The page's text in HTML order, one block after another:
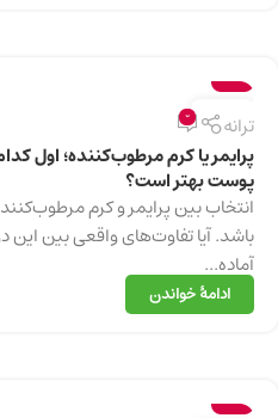
13
دسامبر
سلامت
ترانه 0
پرایمر یا کرم مرطوب‌کننده؛ اول
پوست بهتر است؟
انتخاب بین پرایمر و کرم
باشد. آیا تفاوت‌های واقعی بین
آماده...
ادامهٔ خواندن
سلامت